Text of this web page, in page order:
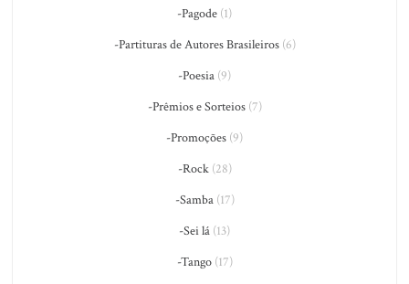
-Pagode (1)
-Partituras de Autores Brasileiros(6)
-Poesia (9)
-Prêmios e Sorteios(7)
-Promoções (9)
-Rock(28)
-Samba(17)
-Sei lá (13)
-Tango(17)